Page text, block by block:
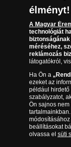
Reklamáció
Visszaküldés
Elállási űrlap
Süti (cookies)
Társaságunkról
Az érmék és
Gyakran
Adatkezelés
06 80
(díjmentesen
óra között,
élményt!
A Magyar
technológiát
méréséhez,
reklámozás
látogatókról,
Ha Ön a
ezeket az
például hirdető
szabályzatot,
Ön sajnos
módosításához
beállításokat
olvassa el süti